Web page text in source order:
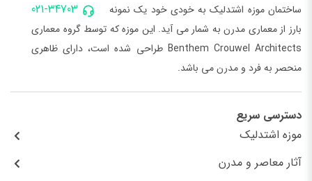
021-34703
ساختمان موزه اشتدلیک به خودی خود یک نمونه
بارز از معماری مدرن به شمار می آید. این موزه که توسط گروه معماری
Benthem Crouwel Architects طراحی شده است، دارای ظاهری
منحصر به فرد و مدرن می باشد.
دسترسی سریع
موزه اشتدلیک
آثار معاصر و مدرن